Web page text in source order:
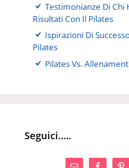
Testimonianze Di Chi
Risultati Con Il Pilates
Ispirazioni Di
Pilates
Pilates Vs.
Seguici…..